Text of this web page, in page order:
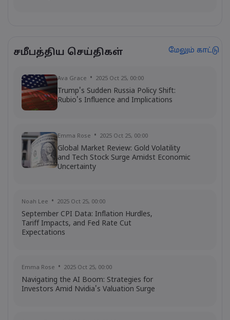
சமீபத்திய செய்திகள் மேலும் காட்டு
Ava Grace 2025 Oct 25, 00:00
Trump's Sudden Russia Policy Shift:
Rubio's Influence and Implications
Emma Rose 2025 Oct 25, 00:00
Global Market Review: Gold Volatility
and Tech Stock Surge Amidst Economic
Uncertainty
Noah Lee 2025 Oct 25, 00:00
September CPI Data: Inflation Hurdles,
Tariff Impacts, and Fed Rate Cut
Expectations
Emma Rose 2025 Oct 25, 00:00
Navigating the AI Boom: Strategies for
Investors Amid Nvidia's Valuation Surge